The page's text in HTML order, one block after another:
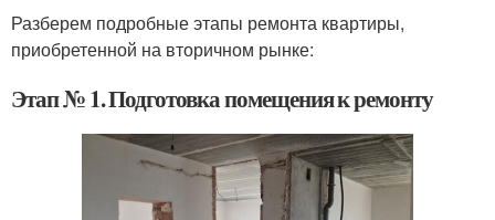
Разберем подробные этапы ремонта квартиры,
приобретенной на вторичном рынке:
Этап № 1. Подготовка помещения к ремонту